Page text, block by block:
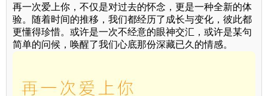
再一次爱上你，不仅是对过去的怀念，更是一种全新的体
验。随着时间的推移，我们都经历了成长与变化，彼此都
更懂得珍惜。或许是一次不经意的眼神交汇，或许是某句
简单的问候，唤醒了我们心底那份深藏已久的情感。